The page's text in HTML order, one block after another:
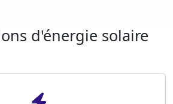
d'énergie solaire